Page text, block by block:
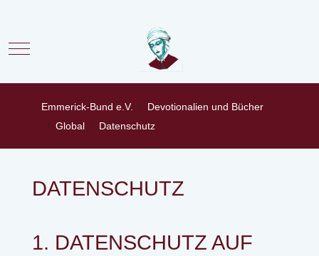
Mobile Menu Toggle
Emmerick-Bund e.V.
Devotionalien und Bücher
Global
Datenschutz
DATENSCHUTZ
1. DATENSCHUTZ AUF